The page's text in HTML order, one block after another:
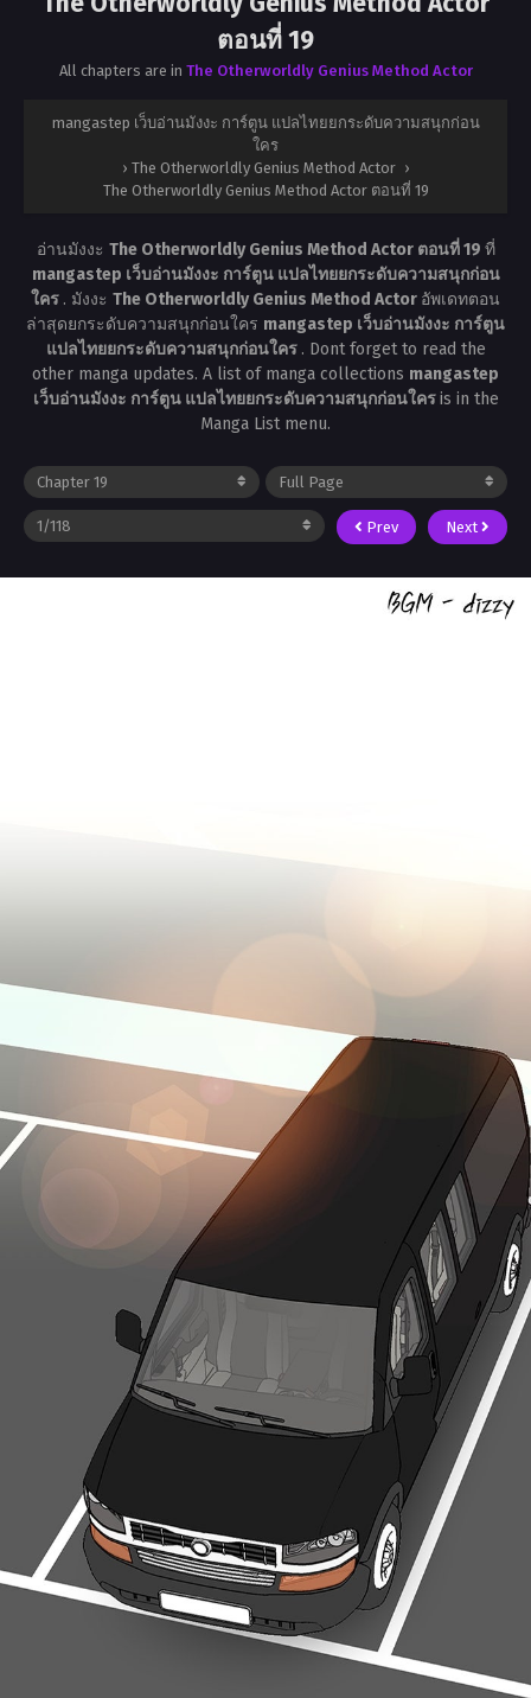
ตอนที่ 19
All chapters are in The Otherworldly Genius Method Actor
mangastep เว็บอ่านมังงะ การ์ตูน แปลไทยยกระดับความสนุกก่อน
ใคร
› The Otherworldly Genius Method Actor ›
The Otherworldly Genius Method Actor ตอนที่ 19
อ่านมังงะ The Otherworldly Genius Method Actor ตอนที่ 19 ที่
mangastep เว็บอ่านมังงะ การ์ตูน แปลไทยยกระดับความสนุกก่อน
ใคร . มังงะ The Otherworldly Genius Method Actor อัพเดทตอน
ล่าสุดยกระดับความสนุกก่อนใคร mangastep เว็บอ่านมังงะ การ์ตูน
แปลไทยยกระดับความสนุกก่อนใคร . Dont forget to read the
other manga updates. A list of manga collections mangastep
เว็บอ่านมังงะ การ์ตูน แปลไทยยกระดับความสนุกก่อนใครis in the
Manga List menu.
Prev Next